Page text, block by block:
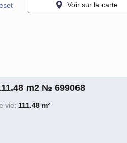
Voir sur la carte
m2 № 699068
vie: 111.48 m²